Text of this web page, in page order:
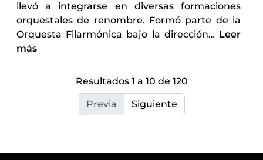
llevó a integrarse en diversas formaciones
orquestales de renombre. Formó parte de la
Orquesta Filarmónica bajo la dirección… Leer
más
Resultados 1 a 10 de 120
Previa Siguiente